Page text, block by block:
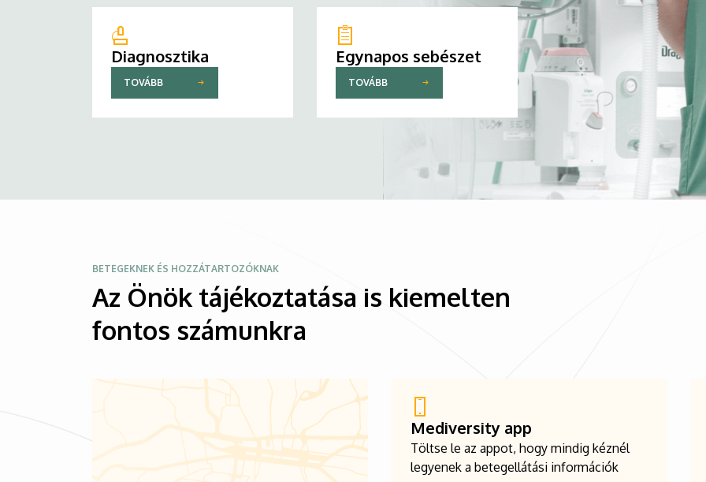
Diagnosztika
TOVÁBB
Egynapos sebészet
TOVÁBB
BETEGEKNEK ÉS HOZZÁTARTOZÓKNAK
Az Önök tájékoztatása is kiemelten
fontos számunkra
Mediversity app
Töltse le az appot, hogy mindig kéznél
legyenek a betegellátási információk